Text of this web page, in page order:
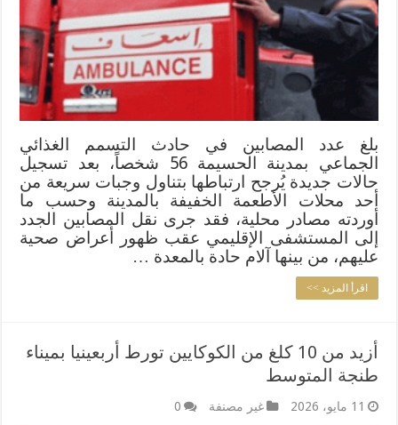
بلغ عدد المصابين في حادث التسمم الغذائي
الجماعي بمدينة الحسيمة 56 شخصاً، بعد تسجيل
حالات جديدة يُرجح ارتباطها بتناول وجبات سريعة من
أحد محلات الأطعمة الخفيفة بالمدينة وحسب ما
أوردته مصادر محلية، فقد جرى نقل المصابين الجدد
إلى المستشفى الإقليمي عقب ظهور أعراض صحية
عليهم، من بينها آلام حادة بالمعدة …
اقرأ المزيد >>
أزيد من 10 كلغ من الكوكايين تورط أربعينيا بميناء
طنجة المتوسط
11 مايو، 2026 غير مصنفة 0